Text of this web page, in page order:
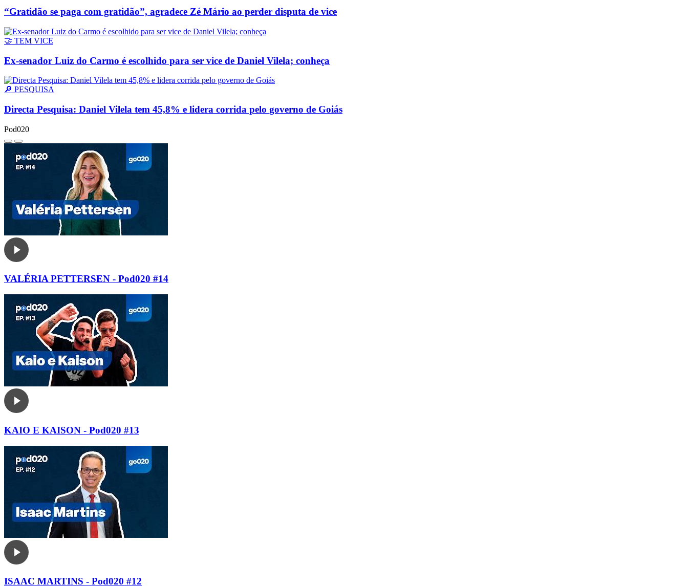
“Gratidão se paga com gratidão”, agradece Zé Mário ao perder disputa de vice
🤝 TEM VICE
Ex-senador Luiz do Carmo é escolhido para ser vice de Daniel Vilela; conheça
🔎 PESQUISA
Directa Pesquisa: Daniel Vilela tem 45,8% e lidera corrida pelo governo de Goiás
Pod020
VALÉRIA PETTERSEN - Pod020 #14
KAIO E KAISON - Pod020 #13
ISAAC MARTINS - Pod020 #12